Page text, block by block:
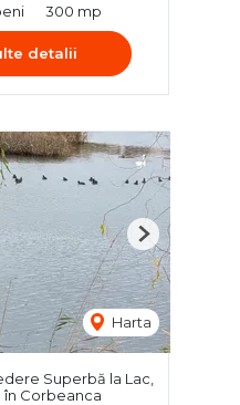
300 mp
detalii
Harta
Next
Superbă la Lac,
în Corbeanca